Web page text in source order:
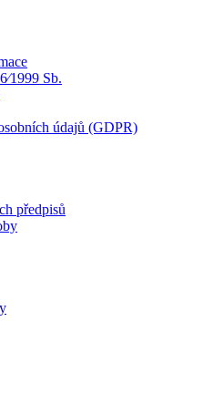
Sb.
údajů (GDPR)
předpisů